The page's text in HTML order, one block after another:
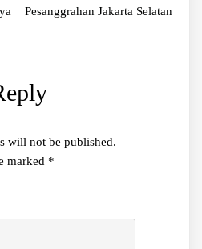
Pesanggrahan Jakarta Selatan
will not be published.
marked *